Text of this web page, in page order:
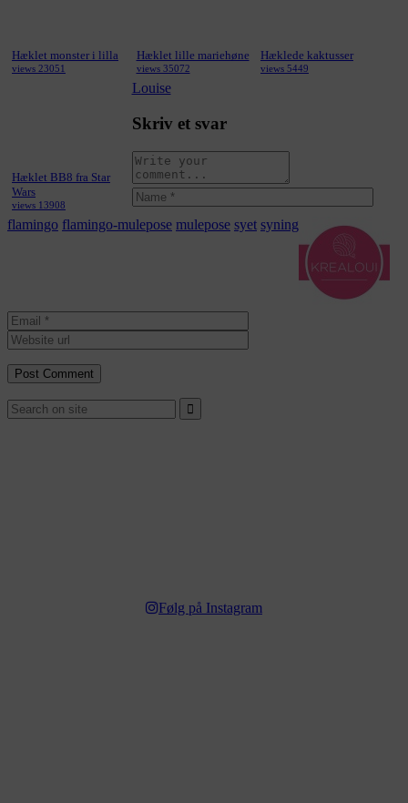
Hæklet monster i lilla
views 23051
Hæklet lille mariehøne
views 35072
Hæklede kaktusser
views 5449
Hæklet BB8 fra Star
Wars
views 13908
flamingo flamingo-mulepose mulepose syet syning
Louise
Skriv et svar
Følg på Instagram